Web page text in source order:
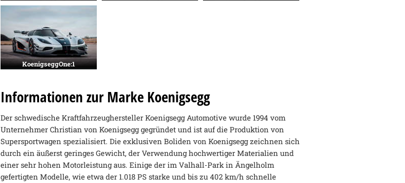
KoenigseggOne:1
Informationen zur Marke Koenigsegg
Der schwedische Kraftfahrzeughersteller Koenigsegg Automotive wurde 1994 vom
Unternehmer Christian von Koenigsegg gegründet und ist auf die Produktion von
Supersportwagen spezialisiert. Die exklusiven Boliden von Koenigsegg zeichnen sich
durch ein äußerst geringes Gewicht, der Verwendung hochwertiger Materialien und
einer sehr hohen Motorleistung aus. Einige der im Valhall-Park in Ängelholm
gefertigten Modelle, wie etwa der 1.018 PS starke und bis zu 402 km/h schnelle